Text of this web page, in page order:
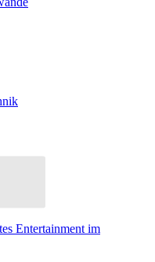
Entertainment im